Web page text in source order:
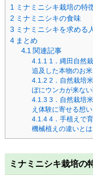
1 ミナミニシキ栽培の特
2 ミナミニシキの食味
3 ミナミニシキを求める
4 まとめ
4.1 関連記事
4.1.1 1．縄田自然
追及した本物のお米
4.1.2 2．自然栽培
ぼにウンカが来な
4.1.3 3．自然栽培
え体験に寄せる想い
4.1.44．手植えで
機械植えの違いとは
ミナミニシキ栽培の